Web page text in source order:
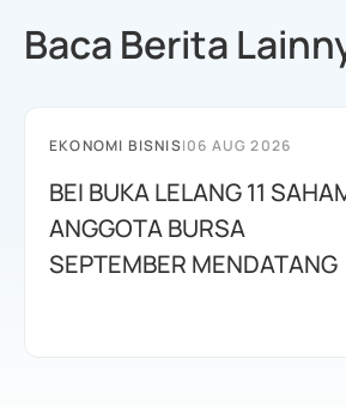
Baca Berita
EKONOMI BISNIS|06 AUG 2026
BEI BUKA LELANG 11
ANGGOTA BURSA
SEPTEMBER MENDATANG